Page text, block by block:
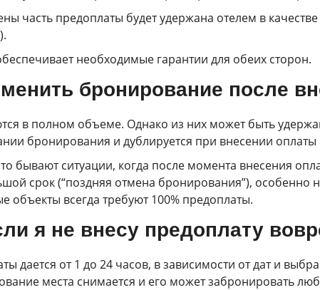
часть предоплаты будет удержана отелем в
необходимые гарантии для обеих сторон.
бронирование после
в полном объеме. Однако из них может быть
бронирования и дублируется при внесении оплаты
бывают ситуации, когда после момента внесения
срок (“поздняя отмена бронирования”),
объекты всегда требуют 100% предоплаты.
я не внесу предоплату
дается от 1 до 24 часов, в зависимости от дат и
места снимается и его может забронировать